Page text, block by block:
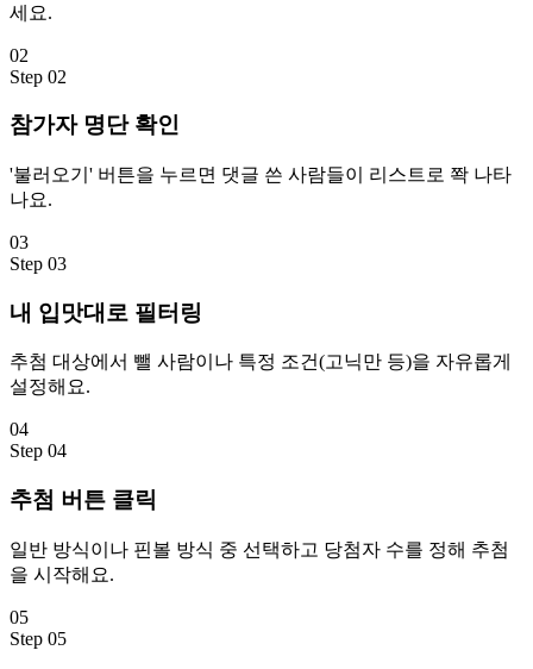
세요.
02
Step 02
참가자 명단 확인
'불러오기' 버튼을 누르면 댓글 쓴 사람들이 리스트로 쫙 나타
나요.
03
Step 03
내 입맛대로 필터링
추첨 대상에서 뺄 사람이나 특정 조건(고닉만 등)을 자유롭게
설정해요.
04
Step 04
추첨 버튼 클릭
일반 방식이나 핀볼 방식 중 선택하고 당첨자 수를 정해 추첨
을 시작해요.
05
Step 05